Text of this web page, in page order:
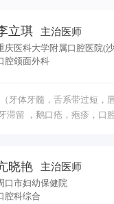
立琪 主治医师
腔颌面外科
滞留 ，鹅口疮，疱疹，口
晓艳 主治医师
口市妇幼保健院
腔科综合